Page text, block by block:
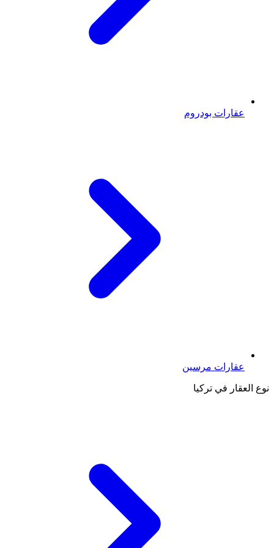
عقارات بودروم
عقارات مرسين
نوع العقار في تركيا